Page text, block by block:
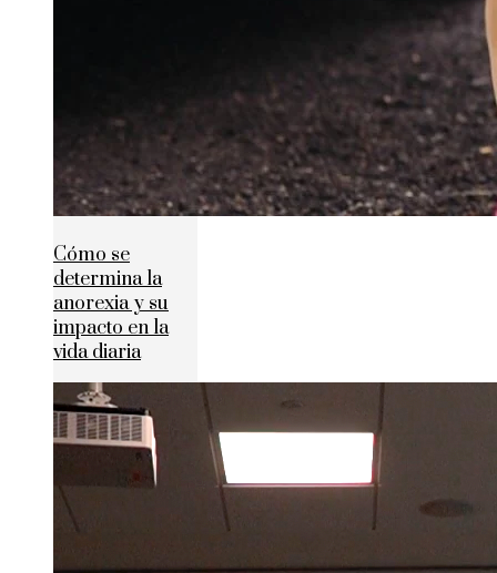
Cómo se
determina la
anorexia y su
impacto en la
vida diaria